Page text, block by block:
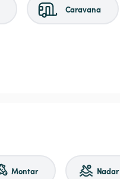
Caravana
Montar Nadar